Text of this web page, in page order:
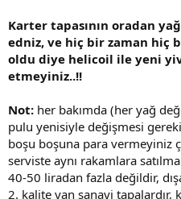
Karter tapasının oradan
edniz, ve hiç bir zaman hiç
oldu diye helicoil ile yeni
etmeyiniz..!!
Not: her bakımda (her yağ
pulu yenisiyle değişmesi
boşu boşuna para vermeyiniz
serviste aynı rakamlara
40-50 liradan fazla değildir,
2. kalite yan sanayi tapalardır,